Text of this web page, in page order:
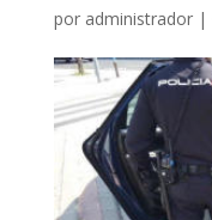
por administrador|